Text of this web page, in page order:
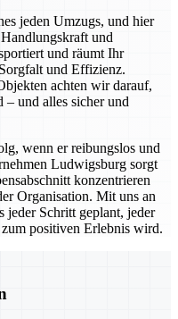
jeden Umzugs, und hier
und
und räumt Ihr
und Effizienz.
achten wir darauf,
– und alles sicher und
wenn er reibungslos und
Ludwigsburg sorgt
konzentrieren
Organisation. Mit uns an
jeder Schritt geplant, jeder
positiven Erlebnis wird.